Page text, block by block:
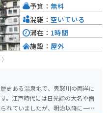
史ある温泉地で、鬼怒川の両岸に
。江戸時代には日光詣の大名や僧
れていましたが、明治以降に一般
予算： 無料
混雑： 空いている
滞在： 1時間
施設： 屋外